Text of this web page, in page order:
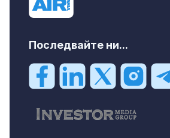
Последвайте ни...